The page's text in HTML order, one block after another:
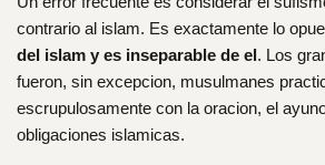
contrario al islam. Es exactamente lo
del islam y es inseparable de el. Los
fueron, sin excepcion, musulmanes
escrupulosamente con la oracion, el
obligaciones islamicas.